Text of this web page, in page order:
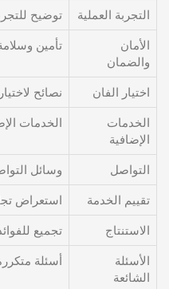
التجربة العملية توضيح
الأمان
والضمان
تأمين
اختيار الفان نصائح
الخدمات
الإضافية
الخدمات
التواصل وسائل
تقييم الخدمة استعراض
الاستنتاج تجميع
الأسئلة
الشائعة
أسئلة